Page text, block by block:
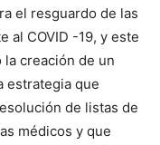
el resguardo de las
al COVID -19, y este
creación de un
estrategia que
de listas de
médicos y que